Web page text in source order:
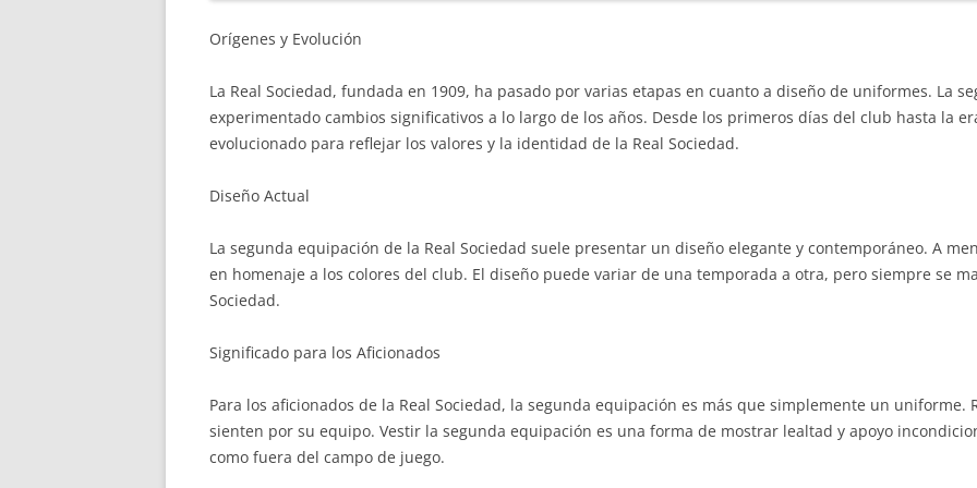
Orígenes y Evolución
La Real Sociedad, fundada en 1909, ha pasado por varias etapas en cuanto a diseño de uniformes. La
experimentado cambios significativos a lo largo de los años. Desde los primeros días del club hasta la
evolucionado para reflejar los valores y la identidad de la Real Sociedad.
Diseño Actual
La segunda equipación de la Real Sociedad suele presentar un diseño elegante y contemporáneo. A
en homenaje a los colores del club. El diseño puede variar de una temporada a otra, pero siempre se
Sociedad.
Significado para los Aficionados
Para los aficionados de la Real Sociedad, la segunda equipación es más que simplemente un
sienten por su equipo. Vestir la segunda equipación es una forma de mostrar lealtad y apoyo
como fuera del campo de juego.